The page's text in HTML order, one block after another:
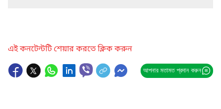
এই কনটেন্টটি শেয়ার করতে ক্লিক করুন
আপনার মতামত প্রদান করুন